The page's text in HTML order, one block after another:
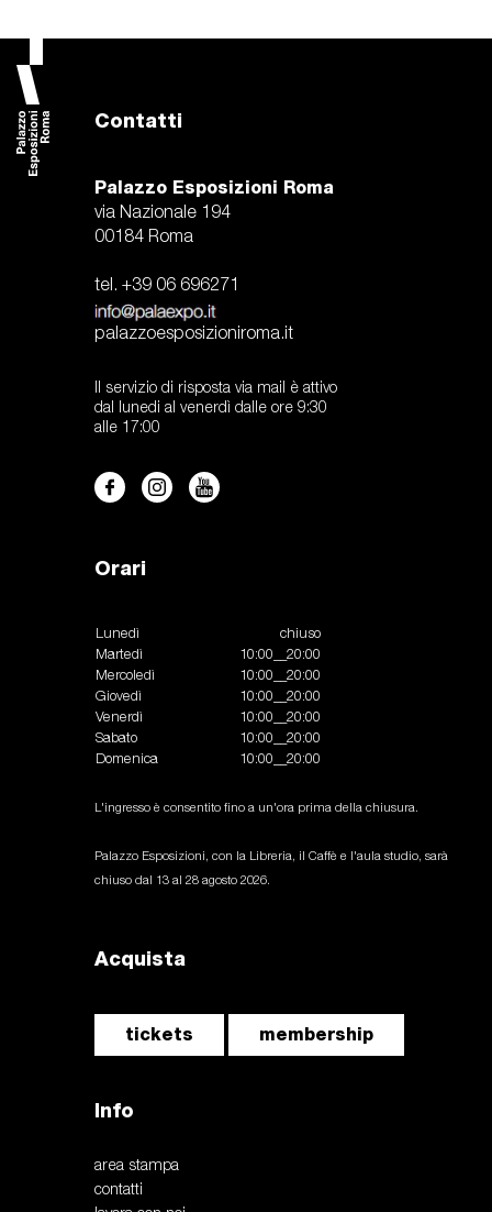
Contatti
Palazzo Esposizioni Roma
via Nazionale 194
00184 Roma
tel. +39 06 696271
palazzoesposizioniroma.it
Il servizio di risposta via mail è attivo
dal lunedi al venerdì dalle ore 9:30
alle 17:00
Orari
Lunedì
chiuso
Martedì
10:00__20:00
Mercoledì
10:00__20:00
Giovedì
10:00__20:00
Venerdì
10:00__20:00
Sabato
10:00__20:00
Domenica
10:00__20:00
L'ingresso è consentito fino a un'ora prima della chiusura.
Palazzo Esposizioni, con la Libreria, il Caffè e l'aula studio, sarà
chiuso dal 13 al 28 agosto 2026.
Acquista
tickets membership
Info
area stampa
contatti